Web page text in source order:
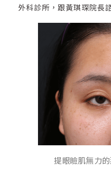
外科診所，跟黃琪琛院長
提眼瞼肌無力